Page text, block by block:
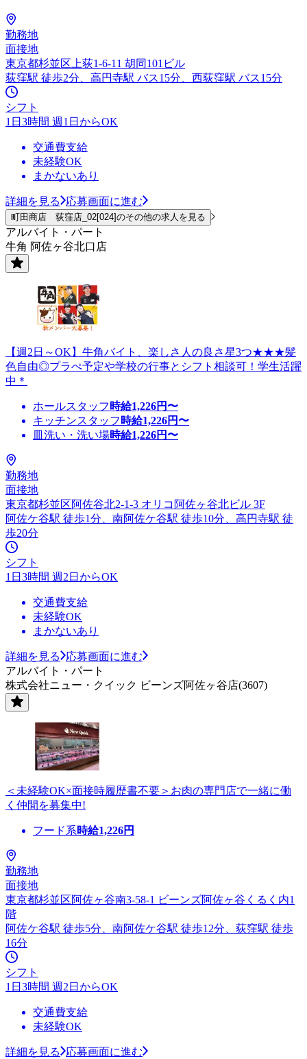
勤務地
面接地
東京都杉並区上荻1-6-11 胡同101ビル
荻窪駅 徒歩2分、高円寺駅 バス15分、西荻窪駅 バス15分
シフト
1日3時間 週1日からOK
交通費支給
未経験OK
まかないあり
詳細を見る 応募画面に進む
町田商店 荻窪店_02[024]のその他の求人を見る
アルバイト・パート
牛角 阿佐ヶ谷北口店
【週2日～OK】牛角バイト、楽しさ人の良さ星3つ★★★髪
色自由◎プラぺ予定や学校の行事とシフト相談可！学生活躍
中＊
ホールスタッフ 時給1,226円〜
キッチンスタッフ 時給1,226円〜
皿洗い・洗い場時給1,226円〜
勤務地
面接地
東京都杉並区阿佐谷北2-1-3 オリコ阿佐ヶ谷北ビル 3F
阿佐ケ谷駅 徒歩1分、南阿佐ケ谷駅 徒歩10分、高円寺駅 徒
歩20分
シフト
1日3時間 週2日からOK
交通費支給
未経験OK
まかないあり
詳細を見る
応募画面に進む
アルバイト・パート
株式会社ニュー・クイック ビーンズ阿佐ヶ谷店(3607)
＜未経験OK×面接時履歴書不要＞お肉の専門店で一緒に働
く仲間を募集中!
フード系時給1,226円
勤務地
面接地
東京都杉並区阿佐ヶ谷南3-58-1 ビーンズ阿佐ヶ谷くるく内1
階
阿佐ケ谷駅 徒歩5分、南阿佐ケ谷駅 徒歩12分、荻窪駅 徒歩
16分
シフト
1日3時間 週2日からOK
交通費支給
未経験OK
詳細を見る
応募画面に進む